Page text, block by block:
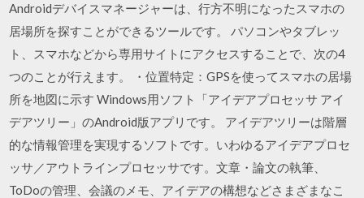
Androidデバイスマネージャーは、行方不明になったスマホの
居場所を探すことができるツールです。 パソコンやタブレッ
ト、スマホなどから専用サイトにアクセスすることで、次の4
つのことが行えます。 ・位置特定：GPSを使ってスマホの居場
所を地図に示す Windows用ソフト「アイデアプロセッサ アイ
デアツリー」のAndroid版アプリです。 アイデアツリーは階層
的な情報管理を実現するソフトです。いわゆるアイデアプロセ
ッサ／アウトラインプロセッサです。文章・論文の執筆、
ToDoの管理、会議のメモ、アイデアの構想などさまざまなこ